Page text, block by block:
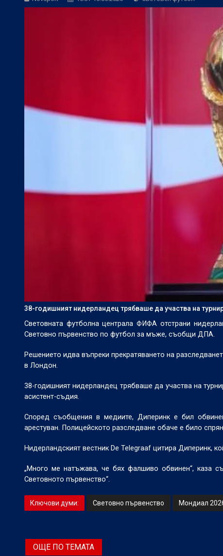
БГ Футбол:ЦСКА към феновете: Остана
ЦСКА покори 20-а държава
38-годишният нидерландец трябваше да участва на
Световната футболна централа ФИФА отстрани
Световно първенство по футбол за мъже, съобщи ДПА.
Решението идва въпреки прекратяването на
в Лондон.
38-годишният нидерландец трябваше да участва на
асистент-съдия.
Според съобщения в медиите, Диперинк е бил
арестуван. Полицейското разследване обаче е било
Нидерландският вестник De Telegraaf цитира Диперинк,
„Много ме натъжава, че бях фалшиво обвинен“, каза
Световното първенство“.
Ключови думи: Световно първенство Мондиал
ОЩЕ ПО ТЕМАТА